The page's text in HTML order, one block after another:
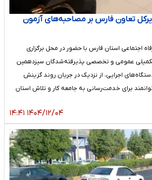
تعاون فارس بر مصاحبه‌های آزمون
اجتماعی استان فارس با حضور در محل برگزاری
عمومی و تخصصی پذیرفته‌شدگان سیزدهمین
اجرایی، از نزدیک در جریان روند گزینش
برای خدمت‌رسانی به جامعه کار و تلاش استان
۱۴۰۴/۱۲/۰۴ ۱۴:۴۱